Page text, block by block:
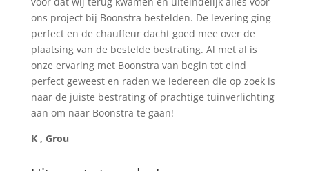
ons project bij Boonstra bestelden. De levering ging
perfect en de chauffeur dacht goed mee over de
plaatsing van de bestelde bestrating. Al met al is
onze ervaring met Boonstra van begin tot eind
perfect geweest en raden we iedereen die op zoek is
naar de juiste bestrating of prachtige tuinverlichting
aan om naar Boonstra te gaan!
K , Grou